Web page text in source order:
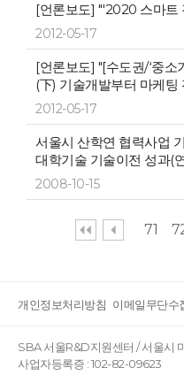
[언론보도] "'2020 스마트
2012-05-17
[언론보도] "[수도권/‘중소
(下) 기술개발부터 마케팅
2012-05-17
서울시 산학연 협력사업
대학기술 기술이전 성과(
2008-10-15
71
개인정보처리방침 이메일무단수
SBA 서울R&D지원센터 / 서울시
사업자등록증 : 102-82-09623